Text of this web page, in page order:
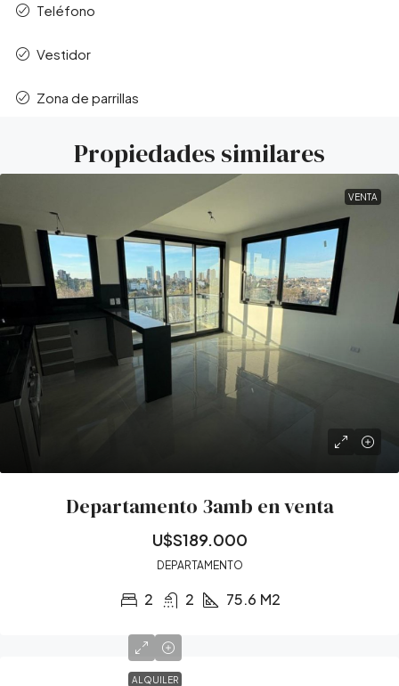
Teléfono
Vestidor
Zona de parrillas
Propiedades similares
VENTA
Departamento 3amb en venta
U$S189.000
DEPARTAMENTO
2 2 75.6 M2
ALQUILER